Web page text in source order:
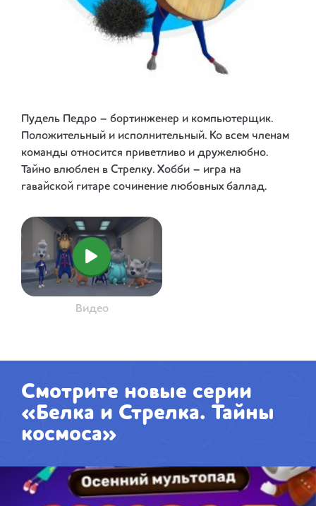
Пудель Педро – бортинженер и компьютерщик.
Положительный и исполнительный. Ко всем членам
команды относится приветливо и дружелюбно.
Тайно влюблен в Стрелку. Хобби – игра на
гавайской гитаре сочинение любовных баллад.
Видео
Смотрите новые серии
«Белка и Стрелка. Тайны
космоса»